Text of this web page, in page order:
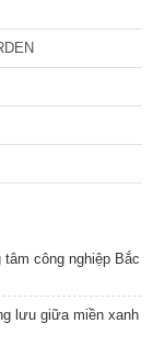
công nghiệp Bắc
lưu giữa miền xanh